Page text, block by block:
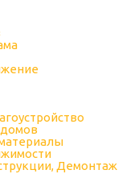
Демонтаж